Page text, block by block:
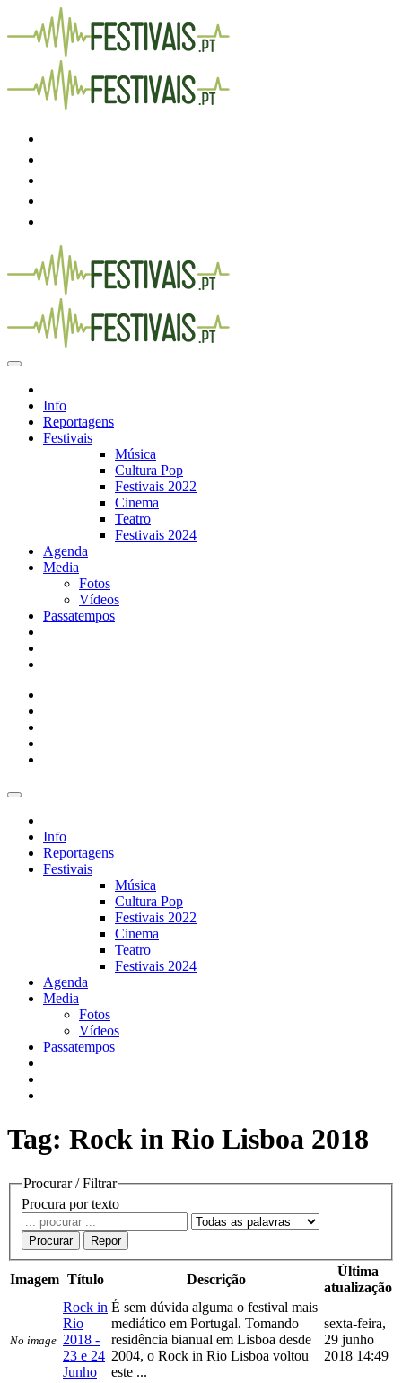
Info
Reportagens
Festivais
Música
Cultura Pop
Festivais 2022
Cinema
Teatro
Festivais 2024
Agenda
Media
Fotos
Vídeos
Passatempos
Info
Reportagens
Festivais
Música
Cultura Pop
Festivais 2022
Cinema
Teatro
Festivais 2024
Agenda
Media
Fotos
Vídeos
Passatempos
Tag: Rock in Rio Lisboa 2018
Procurar / Filtrar
Procura por texto
Procurar Repor
Imagem Título Descrição
Última
atualização
No image
Rock in
Rio
2018 -
23 e 24
Junho
É sem dúvida alguma o festival mais
mediático em Portugal. Tomando
residência bianual em Lisboa desde
2004, o Rock in Rio Lisboa voltou
este ...
sexta-feira,
29 junho
2018 14:49